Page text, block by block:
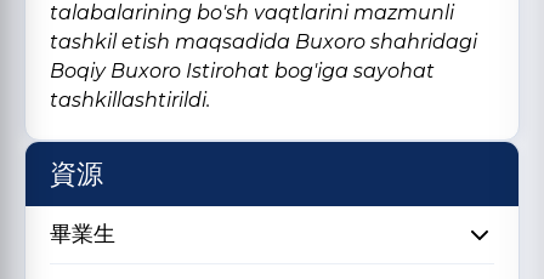
talabalarining bo'sh vaqtlarini mazmunli
tashkil etish maqsadida Buxoro shahridagi
Boqiy Buxoro Istirohat bog'iga sayohat
tashkillashtirildi.
資源
畢業生